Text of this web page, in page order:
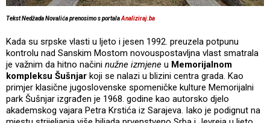
Tekst Nedžada Novalića prenosimo s portalaAnaliziraj.ba
Kada su srpske vlasti u ljeto i jesen 1992. preuzela potpunu
kontrolu nad Sanskim Mostom novouspostavljna vlast smatrala
je važnim da hitno načini nužne izmjene u Memorijalnom
kompleksu Šušnjar koji se nalazi u blizini centra grada. Kao
primjer klasične jugoslovenske spomeničke kulture Memorijalni
park Šušnjar izgrađen je 1968. godine kao autorsko djelo
akademskog vajara Petra Krstića iz Sarajeva. Iako je podignut na